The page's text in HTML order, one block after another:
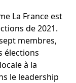
La France est
de 2021.
membres,
élections
à la
le leadership